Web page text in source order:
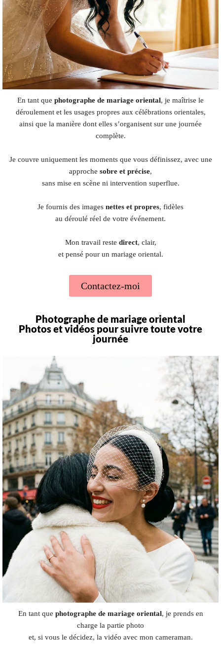
En tant que photographe de mariage oriental, je maîtrise le
déroulement et les usages propres aux célébrations orientales,
ainsi que la manière dont elles s’organisent sur une journée
complète.
Je couvre uniquement les moments que vous définissez, avec une
approche sobre et précise,
sans mise en scène ni intervention superflue.
Je fournis des images nettes et propres, fidèles
au déroulé réel de votre événement.
Mon travail reste direct, clair,
et pensé pour un mariage oriental.
Contactez-moi
Photographe de mariage oriental
Photos et vidéos pour suivre toute votre
journée
En tant que photographe de mariage oriental, je prends en
charge la partie photo
et, si vous le décidez, la vidéo avec mon cameraman.